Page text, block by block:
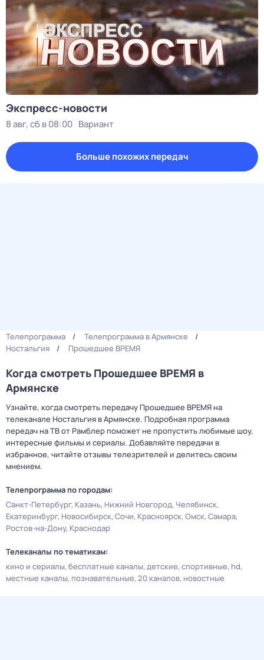
Экспресс-новости
8 авг, сб в 08:00 Вариант
Больше похожих передач
Телепрограмма
Телепрограмма в Армянске
Ностальгия
Прошедшее ВРЕМЯ
Когда смотреть Прошедшее ВРЕМЯ в
Армянске
Узнайте, когда смотреть передачу Прошедшее ВРЕМЯ на
телеканале Ностальгия в Армянске. Подробная программа
передач на ТВ от Рамблер поможет не пропустить любимые шоу,
интересные фильмы и сериалы. Добавляйте передачи в
избранное, читайте отзывы телезрителей и делитесь своим
мнением.
Телепрограмма по городам:
Санкт-Петербург Казань Нижний Новгород Челябинск
Екатеринбург Новосибирск Сочи Красноярск Омск Самара
Ростов-на-Дону Краснодар
Телеканалы по тематикам:
кино и сериалы бесплатные каналы детские спортивные hd
местные каналы познавательные 20 каналов новостные